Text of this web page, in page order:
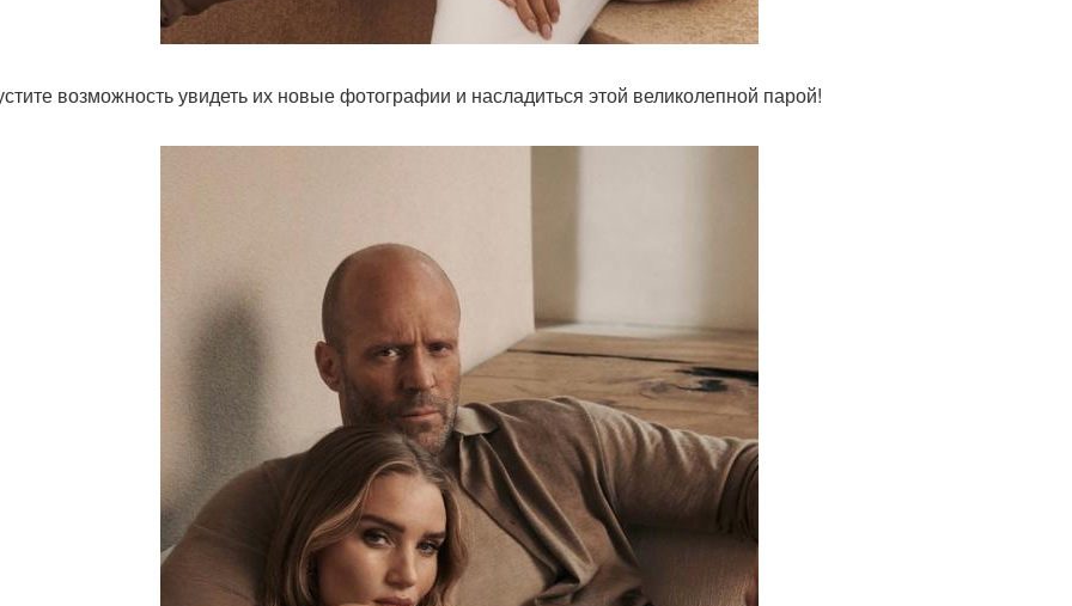
возможность увидеть их новые фотографии и насладиться этой великолепной парой!